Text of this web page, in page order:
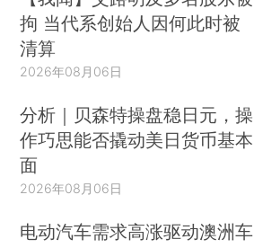
拘 当代系创始人因何此时被
清算
2026年08月06日
分析｜贝森特操盘稳日元，操
作巧思能否撬动美日货币基本
面
2026年08月06日
电动汽车需求高涨驱动澳洲车